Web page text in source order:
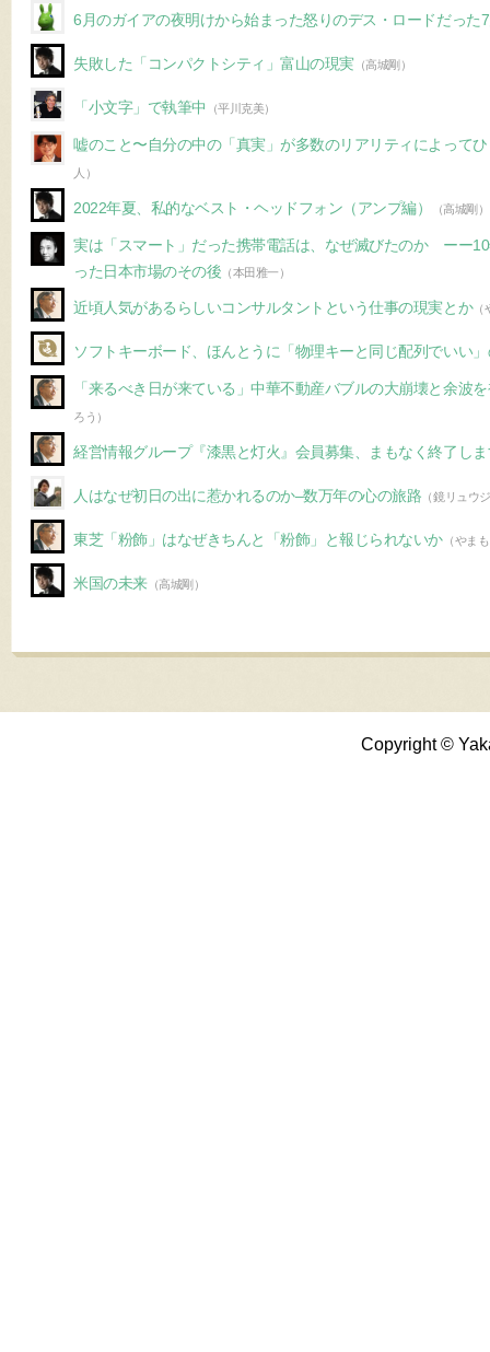
6月のガイアの夜明けから始まった怒りのデス・ロードだった
失敗した「コンパクトシティ」富山の現実（高城剛）
「小文字」で執筆中 （平川克美）
嘘のこと〜自分の中の「真実」が多数のリアリティによって
人）
2022年夏、私的なベスト・ヘッドフォン（アンプ編） （高城剛）
実は「スマート」だった携帯電話は、なぜ滅びたのか ーー
った日本市場のその後 （本田雅一）
近頃人気があるらしいコンサルタントという仕事の現実とか（
ソフトキーボード、ほんとうに「物理キーと同じ配列でいい
「来るべき日が来ている」中華不動産バブルの大崩壊と余波
ろう）
経営情報グループ『漆黒と灯火』会員募集、まもなく終了し
人はなぜ初日の出に惹かれるのか–数万年の心の旅路 （鏡リュウ
東芝「粉飾」はなぜきちんと「粉飾」と報じられないか （やま
米国の未来（高城剛）
Copyright ©